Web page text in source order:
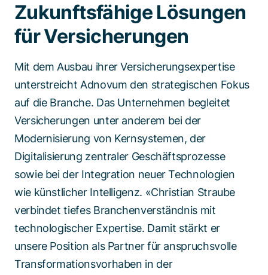
Zukunftsfähige Lösungen
für Versicherungen
Mit dem Ausbau ihrer Versicherungsexpertise
unterstreicht Adnovum den strategischen Fokus
auf die Branche. Das Unternehmen begleitet
Versicherungen unter anderem bei der
Modernisierung von Kernsystemen, der
Digitalisierung zentraler Geschäftsprozesse
sowie bei der Integration neuer Technologien
wie künstlicher Intelligenz. «Christian Straube
verbindet tiefes Branchenverständnis mit
technologischer Expertise. Damit stärkt er
unsere Position als Partner für anspruchsvolle
Transformationsvorhaben in der